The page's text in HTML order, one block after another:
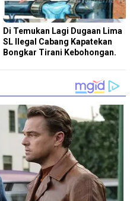
Di Temukan Lagi Dugaan Lima
SL Ilegal Cabang Kapatekan
Bongkar Tirani Kebohongan.